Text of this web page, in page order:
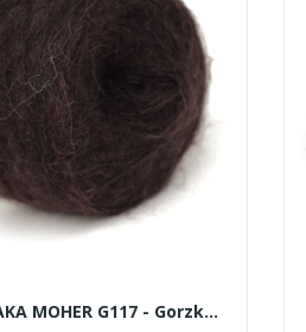
SURI ALPAKA MOHER G117 - Gorzka Czekolada